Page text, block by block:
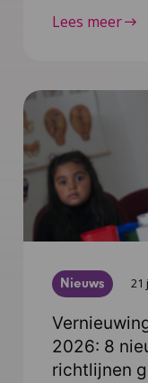
Lees meer
Nieuws 21
2026: 8
richtlijnen